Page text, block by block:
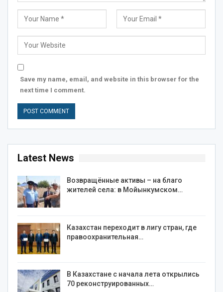
Save my name, email, and website in this browser for the
next time I comment.
Latest News
Возвращённые активы – на благо
жителей села: в Мойынкумском…
Казахстан переходит в лигу стран, где
правоохранительная…
В Казахстане с начала лета открылись
70 реконструированных…